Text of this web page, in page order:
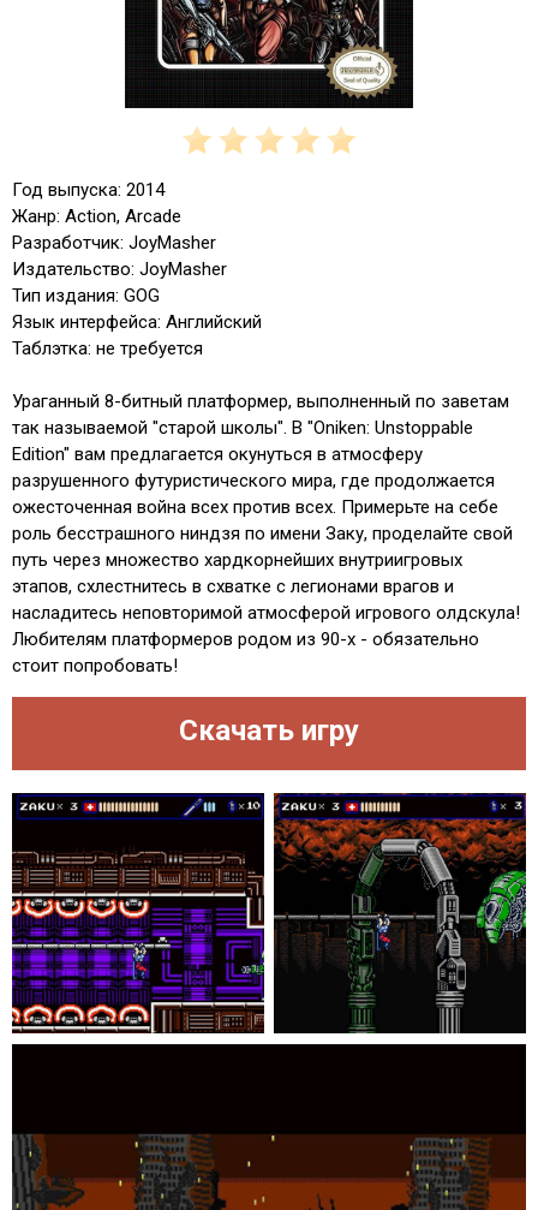
Год выпуска: 2014
Жанр: Аction, Arcade
Разработчик: JoyMasher
Издательство: JoyMasher
Тип издания: GOG
Язык интерфейса: Английский
Таблэтка: не требуется
Ураганный 8-битный платформер, выполненный по заветам
так называемой "старой школы". В "Oniken: Unstoppable
Edition" вам предлагается окунуться в атмосферу
разрушенного футуристического мира, где продолжается
ожесточенная война всех против всех. Примерьте на себе
роль бесстрашного ниндзя по имени Заку, проделайте свой
путь через множество хардкорнейших внутриигровых
этапов, схлестнитесь в схватке с легионами врагов и
насладитесь неповторимой атмосферой игрового олдскула!
Любителям платформеров родом из 90-х - обязательно
стоит попробовать!
Скачать игру